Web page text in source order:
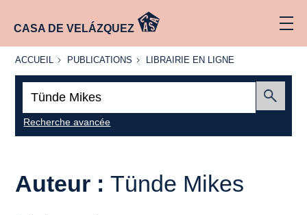
CASA DE VELÁZQUEZ
ACCUEIL
ACCUEIL PUBLICATIONS
PUBLICATIONS
LIBRAIRIE
LIBRAIRIE EN LIGNE
Recherche avancée
Auteur :Tünde Mikes